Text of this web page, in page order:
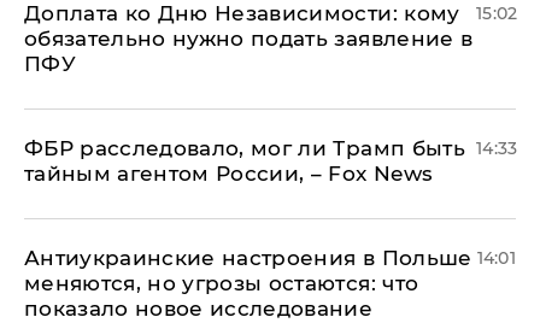
Доплата ко Дню Независимости: кому
обязательно нужно подать заявление в
ПФУ
15:02
ФБР расследовало, мог ли Трамп быть
тайным агентом России, – Fox News
14:33
Антиукраинские настроения в Польше
меняются, но угрозы остаются: что
показало новое исследование
14:01